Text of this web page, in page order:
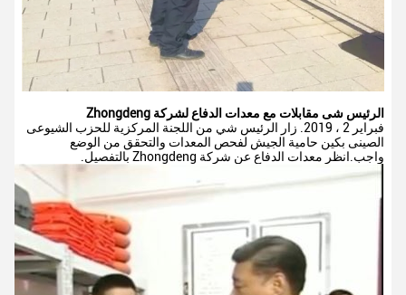
الرئيس شى مقابلات مع معدات الدفاع لشركة Zhongdeng
فبراير 2 ، 2019. زار الرئيس شي من اللجنة المركزية للحزب الشيوعى
الصينى بكين حامية الجيش لفحص المعدات والتحقق من الوضع
واجب.انظر معدات الدفاع عن شركة Zhongdeng بالتفصيل.